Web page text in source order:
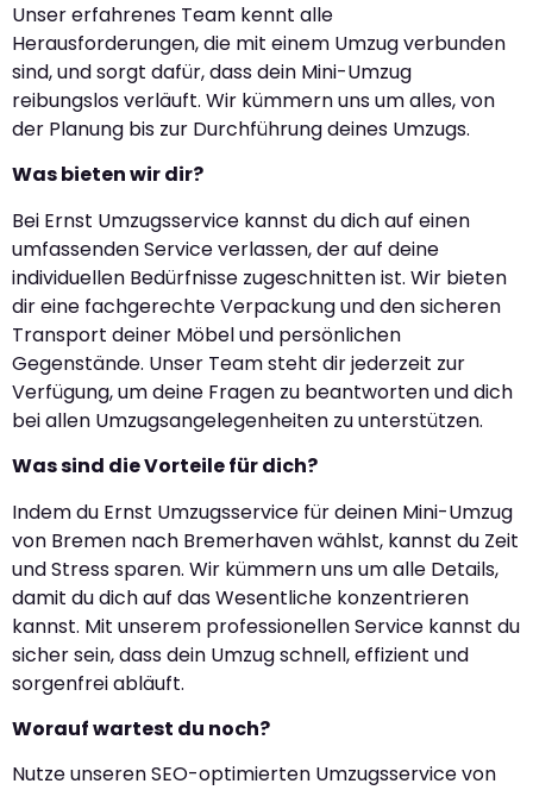
Unser erfahrenes Team kennt alle
Herausforderungen, die mit einem Umzug verbunden
sind, und sorgt dafür, dass dein Mini-Umzug
reibungslos verläuft. Wir kümmern uns um alles, von
der Planung bis zur Durchführung deines Umzugs.
Was bieten wir dir?
Bei Ernst Umzugsservice kannst du dich auf einen
umfassenden Service verlassen, der auf deine
individuellen Bedürfnisse zugeschnitten ist. Wir bieten
dir eine fachgerechte Verpackung und den sicheren
Transport deiner Möbel und persönlichen
Gegenstände. Unser Team steht dir jederzeit zur
Verfügung, um deine Fragen zu beantworten und dich
bei allen Umzugsangelegenheiten zu unterstützen.
Was sind die Vorteile für dich?
Indem du Ernst Umzugsservice für deinen Mini-Umzug
von Bremen nach Bremerhaven wählst, kannst du Zeit
und Stress sparen. Wir kümmern uns um alle Details,
damit du dich auf das Wesentliche konzentrieren
kannst. Mit unserem professionellen Service kannst du
sicher sein, dass dein Umzug schnell, effizient und
sorgenfrei abläuft.
Worauf wartest du noch?
Nutze unseren SEO-optimierten Umzugsservice von